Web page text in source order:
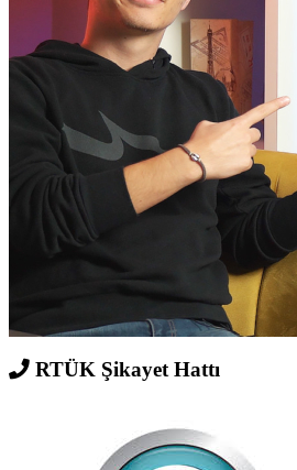
RTÜK Şikayet Hattı